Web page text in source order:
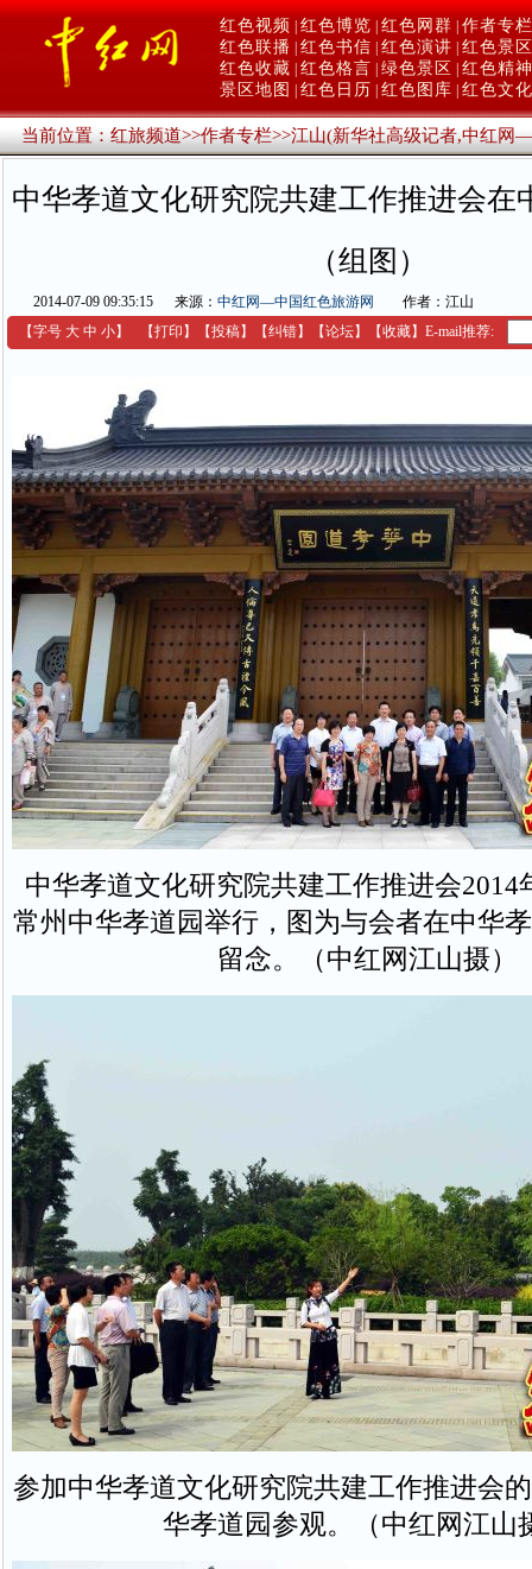
红色视频 红色博览 红色网群 作者专栏
红色联播 红色书信 红色演讲 红色景区
红色收藏 红色格言 绿色景区
红色精神
景区地图
红色日历 红色图库 红色文化
当前位置：红旅频道>>作者专栏>>江山(新华社高级记者,中红网
中华孝道文化研究院共建工作推进会在
（组图）
2014-07-09 09:35:15 来源： 中红网—中国红色旅游网
作者：江山
【字号 大 中 小】 【打印 】 【投稿】 【纠错】 【论坛】 【收藏】 E-mail推荐:
中华孝道文化研究院共建工作推进会2014
常州中华孝道园举行，图为与会者在中华
留念。（中红网江山摄）
参加中华孝道文化研究院共建工作推进会
华孝道园参观。（中红网江山